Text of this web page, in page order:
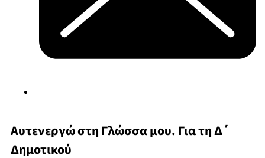
Αυτενεργώ στη Γλώσσα μου. Για τη Δ΄
Δημοτικού